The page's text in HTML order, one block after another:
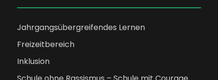
Jahrgangsübergreifendes Lernen
Freizeitbereich
Inklusion